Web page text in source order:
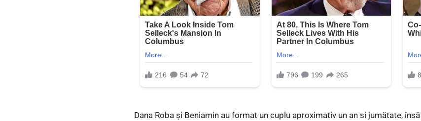
Dana Roba și Beniamin au format un cuplu aproximativ un an si jumătate,